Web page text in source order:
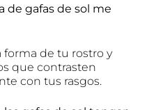
de gafas de sol me
forma de tu rostro y
que contrasten
con tus rasgos.